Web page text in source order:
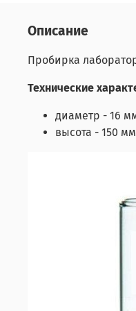
Описание
Пробирка
Технические
диаметр - 16
высота - 150